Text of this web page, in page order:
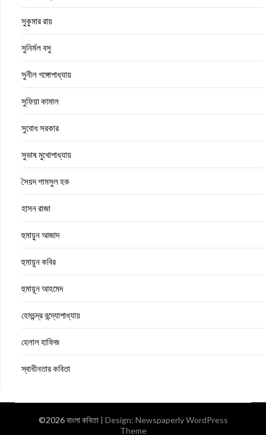
সুকুমার রায়
সুনির্মল বসু
সুনীল গঙ্গোপাধ্যায়
সুফিয়া কামাল
সুবোধ সরকার
সুভাষ মুখোপাধ্যায়
সৈয়দ শামসুল হক
হাসন রাজা
হুমায়ুন আজাদ
হুমায়ুন কবির
হুমায়ূন আহমেদ
হেমচন্দ্র বন্দ্যোপাধ্যায়
হেলাল হাফিজ
স্বাধীনতার কবিতা
©2026 বাংলা কবিতা | Design: Newspaperly WordPress
Theme